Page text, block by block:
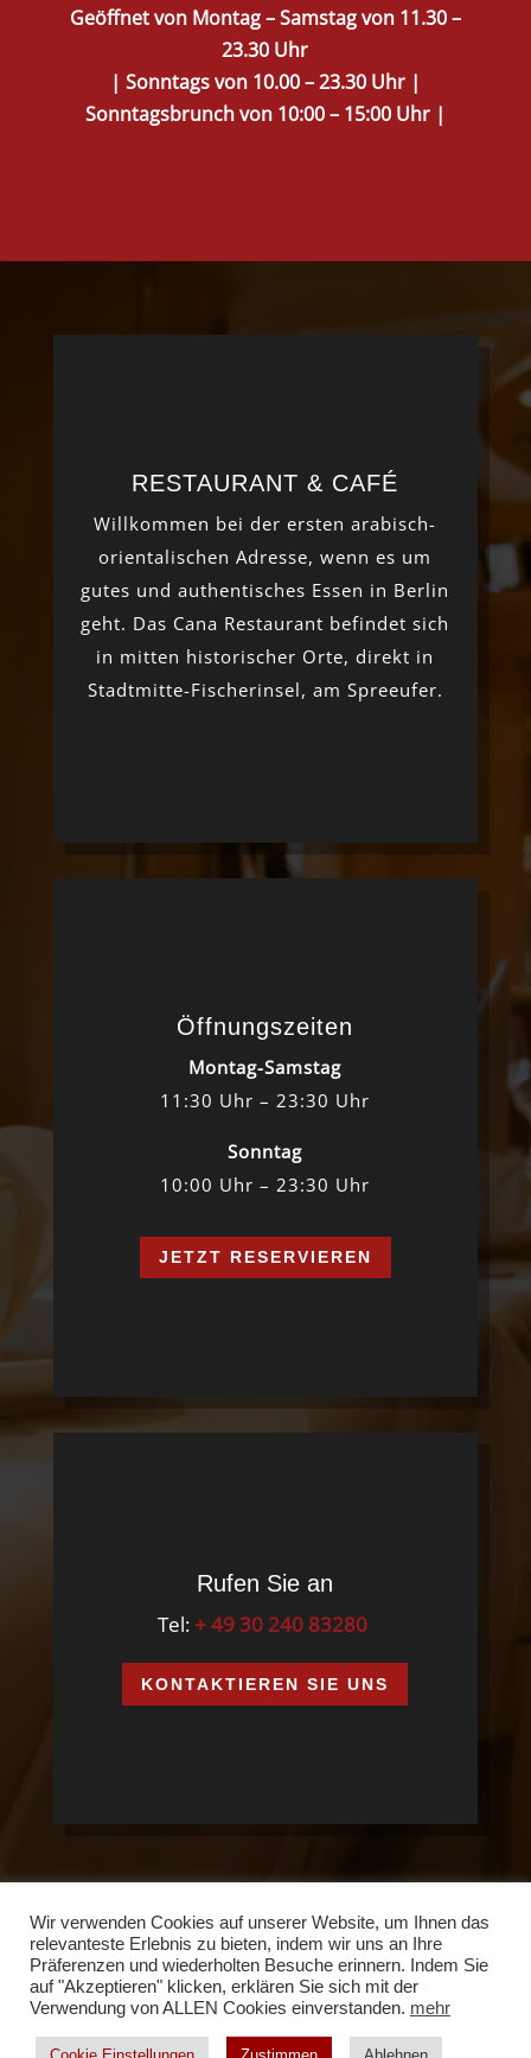
Geöffnet von Montag – Samstag von 11.30 –
23.30 Uhr
| Sonntags von 10.00 – 23.30 Uhr |
Sonntagsbrunch von 10:00 – 15:00 Uhr |
RESTAURANT & CAFÉ
Willkommen bei der ersten arabisch-
orientalischen Adresse, wenn es um
gutes und authentisches Essen in Berlin
geht. Das Cana Restaurant befindet sich
in mitten historischer Orte, direkt in
Stadtmitte-Fischerinsel, am Spreeufer.
Öffnungszeiten
Montag-Samstag
11:30 Uhr – 23:30 Uhr
Sonntag
10:00 Uhr – 23:30 Uhr
JETZT RESERVIEREN
Rufen Sie an
Tel: + 49 30 240 83280
KONTAKTIEREN SIE UNS
Über Cana Kontakt
Impressum
Datenschutzerklärung
AGB
Wir verwenden Cookies auf unserer Website, um Ihnen das
relevanteste Erlebnis zu bieten, indem wir uns an Ihre
Präferenzen und wiederholten Besuche erinnern. Indem Sie
auf "Akzeptieren" klicken, erklären Sie sich mit der
Verwendung von ALLEN Cookies einverstanden. mehr